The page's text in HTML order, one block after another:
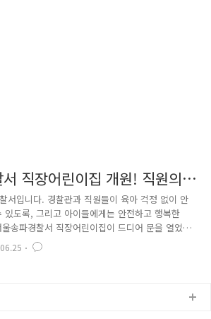
직장어린이집 개원! 직원의
주는 따뜻한 공간
서입니다. 경찰관과 직원들이 육아 걱정 없이 안
있도록, 그리고 아이들에게는 안전하고 행복한
송파경찰서 직장어린이집이 드디어 문을 열었습
경 조성을 위해 마련된 직장어린이집의 개원 소
다. 직원들에게 믿고 맡길 수 있는 보육환경을
(지하 1층~지상 3층)정식 개원: 2026년 7월 1일